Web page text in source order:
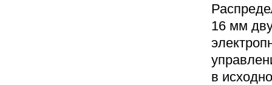
16 мм
в